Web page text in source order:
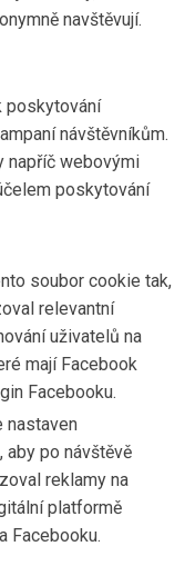
navštěvují.
poskytování
návštěvníkům.
napříč webovými
poskytování
soubor cookie tak,
relevantní
uživatelů na
mají Facebook
Facebooku.
nastaven
po návštěvě
reklamy na
platformě
Facebooku.